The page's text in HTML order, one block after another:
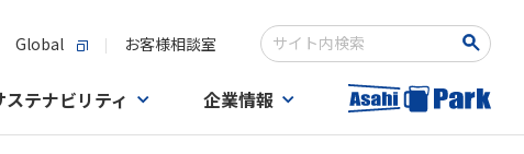
Global お客様相談室
検索キーワード入力
ステナビリティ 企業情報